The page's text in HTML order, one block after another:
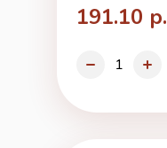
191.10 р.